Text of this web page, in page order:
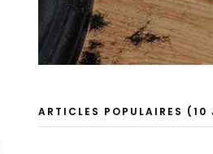
ARTICLES POPULAIRES (10